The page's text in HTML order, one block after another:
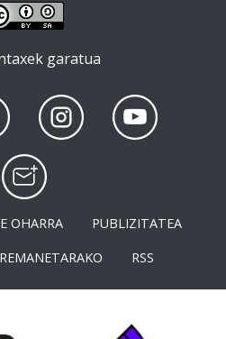
garatua
OHARRA
PUBLIZITATEA
RSS